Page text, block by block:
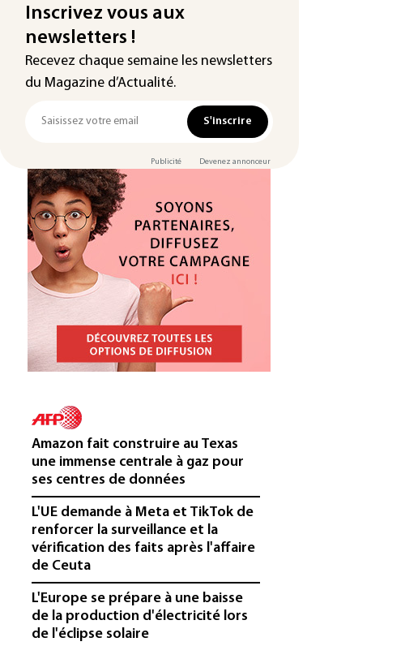
Inscrivez vous aux
newsletters !
Recevez chaque semaine les newsletters
du Magazine d’Actualité.
S'inscrire
Publicité Devenez annonceur
Amazon fait construire au Texas
une immense centrale à gaz pour
ses centres de données
L'UE demande à Meta et TikTok de
renforcer la surveillance et la
vérification des faits après l'affaire
de Ceuta
L'Europe se prépare à une baisse
de la production d'électricité lors
de l'éclipse solaire